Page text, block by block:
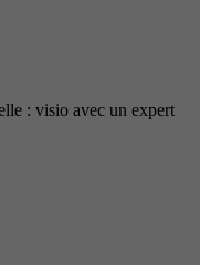
: visio avec un expert